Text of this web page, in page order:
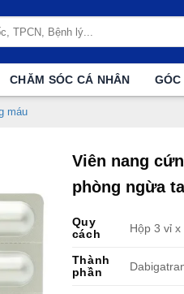
CHĂM SÓC CÁ NHÂN
máu
Viên nang
phòng ngừa
Quy
cách
Hộp 3 vỉ x
Thành
phần